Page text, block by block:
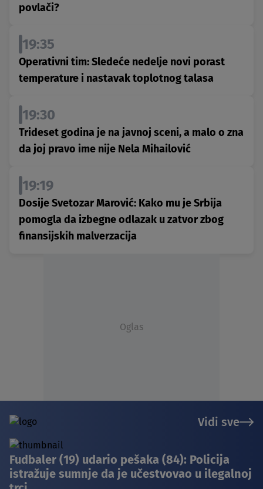
povlači?
19:35
Operativni tim: Sledeće nedelje novi porast
temperature i nastavak toplotnog talasa
19:30
Trideset godina je na javnoj sceni, a malo o zna
da joj pravo ime nije Nela Mihailović
19:19
Dosije Svetozar Marović: Kako mu je Srbija
pomogla da izbegne odlazak u zatvor zbog
finansijskih malverzacija
Oglas
Vidi sve
Fudbaler (19) udario pešaka (84): Policija
istražuje sumnje da je učestvovao u ilegalnoj